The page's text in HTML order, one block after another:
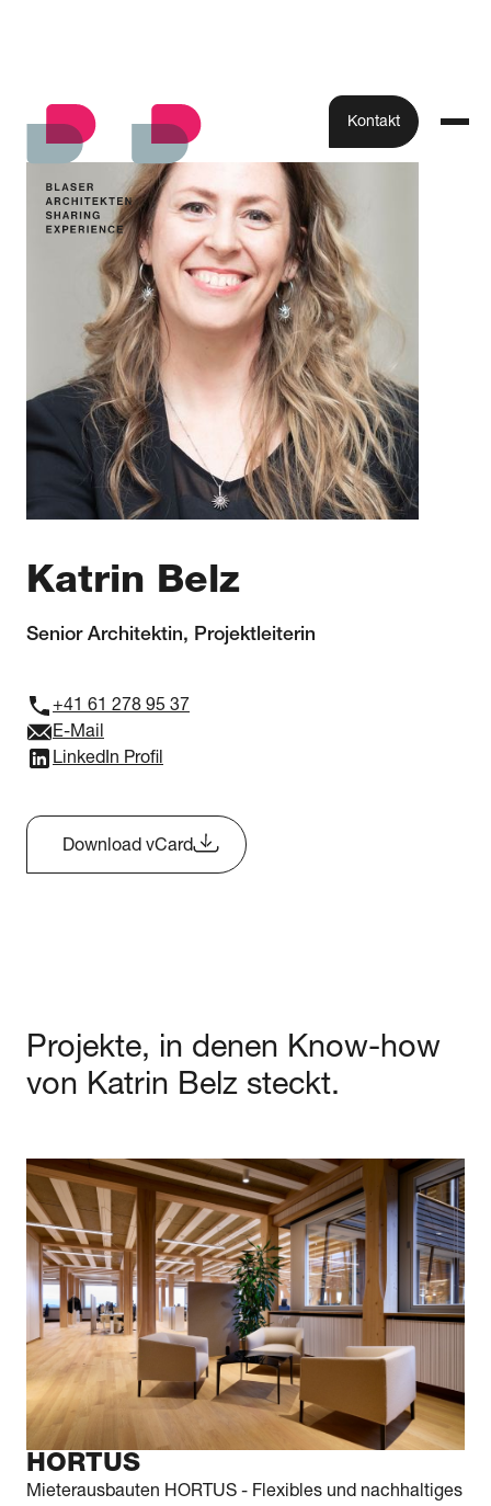
Kontakt
Katrin Belz
Senior Architektin, Projektleiterin
+41 61 278 95 37
E-Mail
LinkedIn Profil
Download vCard
Projekte, in denen Know-how
von Katrin Belz steckt.
HORTUS
Mieterausbauten HORTUS - Flexibles und nachhaltiges